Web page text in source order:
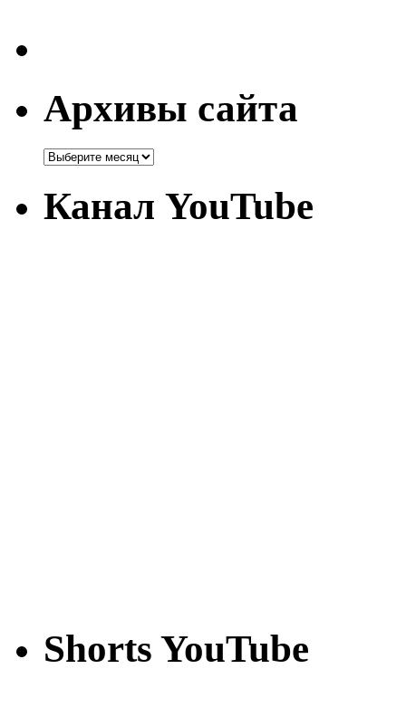
Архивы сайта
Канал YouTube
Shorts YouTube